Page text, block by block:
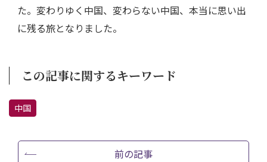
た。変わりゆく中国、変わらない中国、本当に思い出
に残る旅となりました。
この記事に関するキーワード
中国
前の記事